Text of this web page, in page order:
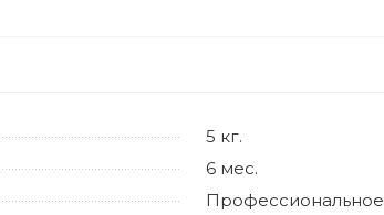
5 кг.
6 мес.
Профессиональное